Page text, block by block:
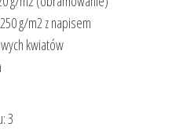
g/m2 z napisem
kwiatów
3